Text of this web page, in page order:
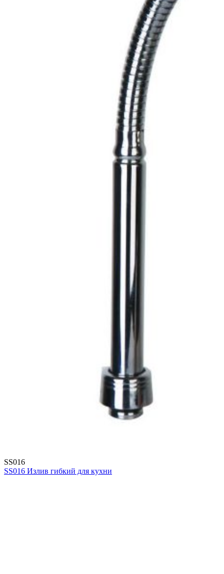
SS016
SS016 Излив гибкий для кухни